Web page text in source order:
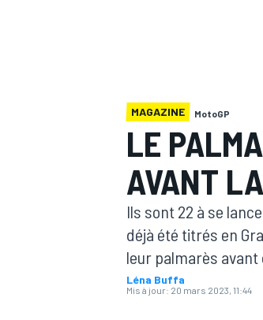
MOTOGP
MAGAZINE MotoGP
LE
AVANT
Ils sont 22 à se
déjà été titrés en
leur palmarès avant
Léna Buffa
Mis à jour: 20 mars 2023, 11:44